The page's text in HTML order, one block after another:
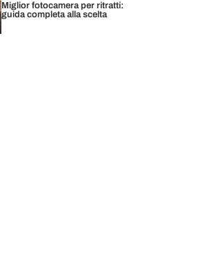
Miglior fotocamera per ritratti:
guida completa alla scelta